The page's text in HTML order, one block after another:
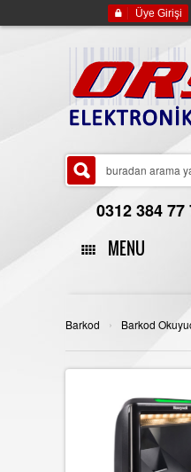
Üye Girişi
0312 384 77
MENU
İLETİŞİM
Barkod › Barkod